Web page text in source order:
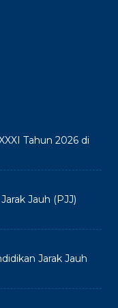
Tahun 2026 di
Jauh (PJJ)
Jarak Jauh